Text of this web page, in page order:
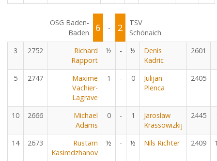
OSG Baden-
Baden
6 - 2
TSV
Schönaich
3
2752
Richard
Rapport
½ - ½
Denis
Kadric
2601
5 2747
Maxime
Vachier-
Lagrave
1 - 0
Julijan
Plenca
2405
10 2666
Michael
Adams
0 - 1
Jaroslaw
Krassowizkij
2445
14 2673
Rustam
Kasimdzhanov
½ - ½ Nils Richter 2409